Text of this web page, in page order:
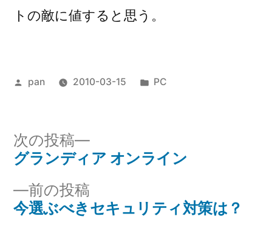
トの敵に値すると思う。
投
pan 2010-03-15
カ
PC
投
稿
ナ
前の投稿
の
今選ぶべきセキュリティ対策は？
次の投稿
次
の
グランディア オンライン